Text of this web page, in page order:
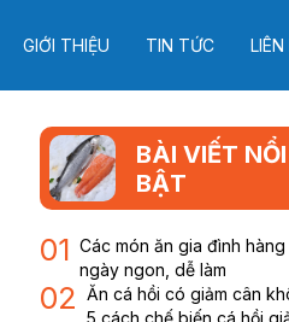
GIỚI THIỆU TIN TỨC LIÊN
BÀI VIẾT NỔI
BẬT
01 Các món ăn gia đình hàng
ngày ngon, dễ làm
02 Ăn cá hồi có giảm cân
5 cách chế biến cá hồi